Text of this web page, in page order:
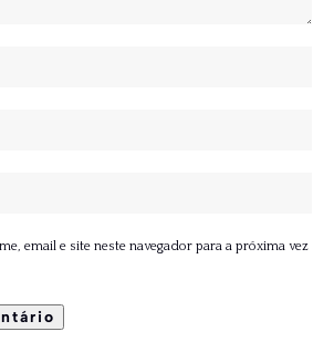
email e site neste navegador para a próxima vez